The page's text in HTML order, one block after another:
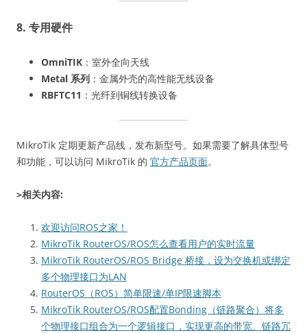
8. 专用硬件
OmniTIK ：室外全向天线
Metal 系列 ：金属外壳的高性能无线设备
RBFTC11 ：光纤到铜线转换设备
MikroTik 定期更新产品线，发布新型号。如果需要了解具体型号
和功能，可以访问 MikroTik 的 官方产品页面。
>相关内容:
欢迎访问ROS之家！
MikroTik RouterOS/ROS怎么查看用户的实时流量
MikroTik RouterOS/ROS Bridge 桥接，设为交换机或绑定
多个物理接口为LAN
RouterOS（ROS）简单限速/单IP限速脚本
MikroTik RouterOS/ROS配置Bonding（链路聚合）将多
个物理接口组合为一个逻辑接口，实现更高的带宽、链路冗